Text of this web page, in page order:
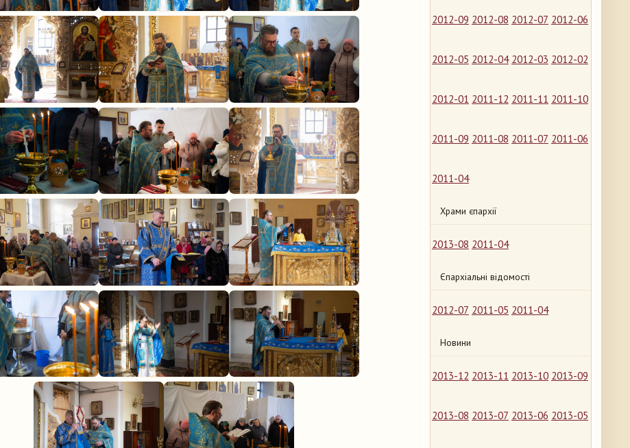
2012-09 2012-08 2012-07 2012-06
2012-05 2012-04 2012-03 2012-02
2012-01 2011-12 2011-11 2011-10
2011-09 2011-08 2011-07 2011-06
2011-04
Храми єпархії
2013-08 2011-04
Єпархіальні відомості
2012-07 2011-05 2011-04
Новини
2013-12 2013-11 2013-10 2013-09
2013-08 2013-07 2013-06 2013-05